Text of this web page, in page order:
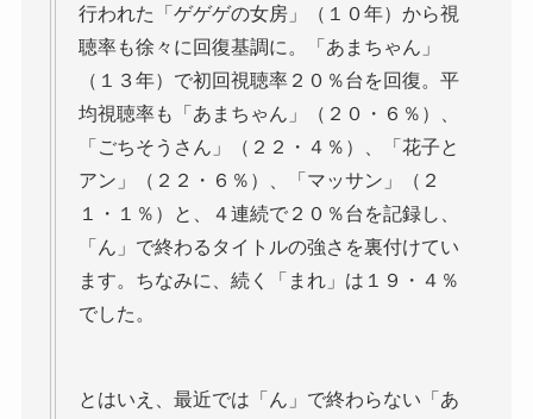
行われた「ゲゲゲの女房」（１０年）から視
聴率も徐々に回復基調に。「あまちゃん」
（１３年）で初回視聴率２０％台を回復。平
均視聴率も「あまちゃん」（２０・６％）、
「ごちそうさん」（２２・４％）、「花子と
アン」（２２・６％）、「マッサン」（２
１・１％）と、４連続で２０％台を記録し、
「ん」で終わるタイトルの強さを裏付けてい
ます。ちなみに、続く「まれ」は１９・４％
でした。
とはいえ、最近では「ん」で終わらない「あ